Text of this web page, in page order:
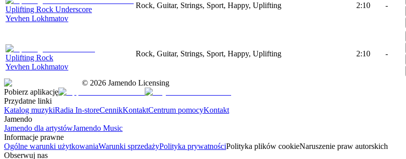
Uplifting Rock Underscore
Yevhen Lokhmatov
Rock, Guitar, Strings, Sport, Happy, Uplifting 2:10 -
Uplifting Rock
Yevhen Lokhmatov
Rock, Guitar, Strings, Sport, Happy, Uplifting 2:10 -
© 2026 Jamendo Licensing
Pobierz aplikację
Przydatne linki
Katalog muzykiRadia In-storeCennikKontaktCentrum pomocyKontakt
Jamendo
Jamendo dla artystówJamendo Music
Informacje prawne
Ogólne warunki użytkowaniaWarunki sprzedażyPolityka prywatnościPolityka plików cookieNaruszenie praw autorskich
Obserwuj nas